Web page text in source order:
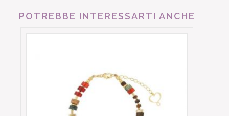
POTREBBE INTERESSARTI ANCHE